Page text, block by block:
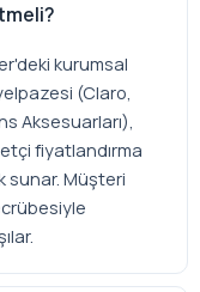
kurumsal
(Claro,
Aksesuarları),
fiyatlandırma
sunar. Müşteri